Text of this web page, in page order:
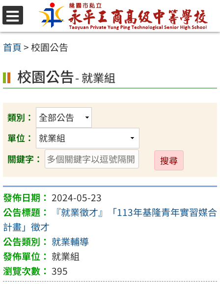
跳
至
主
內
容
首頁>校園公告
校園公告- 就業組
類別：
單位：
關鍵字：
送
出
2024-05-23
『就業徵才』「113年基隆青年實習媒合
計畫」徵才
就業輔導
就業組
395
選
單